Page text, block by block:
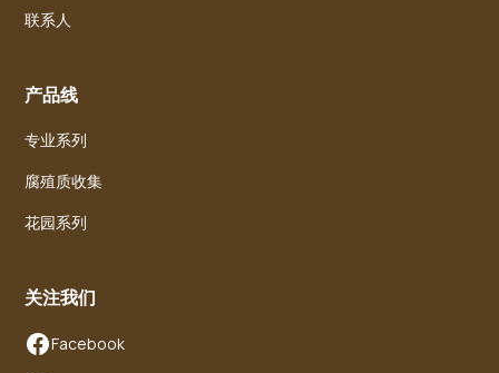
联系人
产品线
专业系列
腐殖质收集
花园系列
关注我们
Facebook